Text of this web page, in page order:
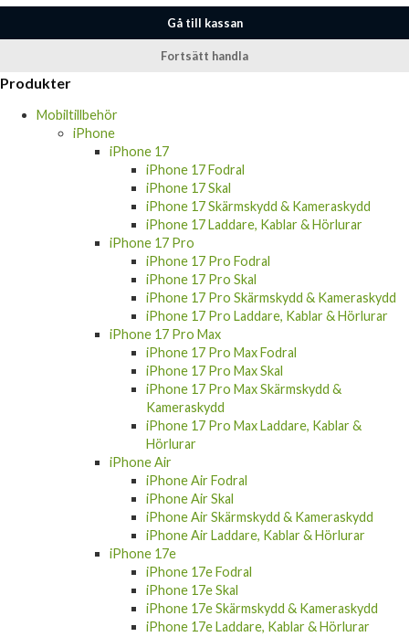
Gå till kassan
Fortsätt handla
Produkter
Mobiltillbehör
iPhone
iPhone 17
iPhone 17 Fodral
iPhone 17 Skal
iPhone 17 Skärmskydd & Kameraskydd
iPhone 17 Laddare, Kablar & Hörlurar
iPhone 17 Pro
iPhone 17 Pro Fodral
iPhone 17 Pro Skal
iPhone 17 Pro Skärmskydd & Kameraskydd
iPhone 17 Pro Laddare, Kablar & Hörlurar
iPhone 17 Pro Max
iPhone 17 Pro Max Fodral
iPhone 17 Pro Max Skal
iPhone 17 Pro Max Skärmskydd &
Kameraskydd
iPhone 17 Pro Max Laddare, Kablar &
Hörlurar
iPhone Air
iPhone Air Fodral
iPhone Air Skal
iPhone Air Skärmskydd & Kameraskydd
iPhone Air Laddare, Kablar & Hörlurar
iPhone 17e
iPhone 17e Fodral
iPhone 17e Skal
iPhone 17e Skärmskydd & Kameraskydd
iPhone 17e Laddare, Kablar & Hörlurar